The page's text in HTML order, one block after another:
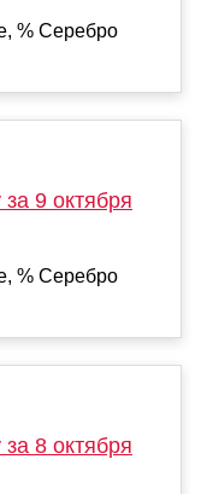
% Серебро
9 октября
% Серебро
8 октября